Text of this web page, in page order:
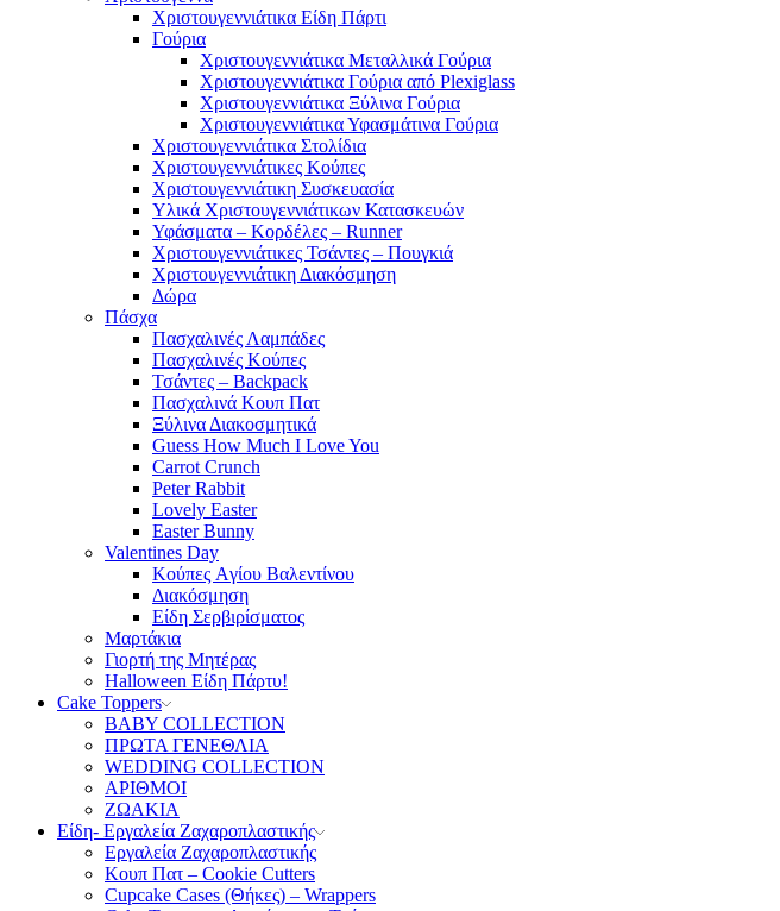
Χριστουγεννιάτικα Είδη Πάρτι
Γούρια
Χριστουγεννιάτικα Μεταλλικά Γούρια
Χριστουγεννιάτικα Γούρια από Plexiglass
Χριστουγεννιάτικα Ξύλινα Γούρια
Χριστουγεννιάτικα Υφασμάτινα Γούρια
Χριστουγεννιάτικα Στολίδια
Χριστουγεννιάτικες Κούπες
Χριστουγεννιάτικη Συσκευασία
Υλικά Χριστουγεννιάτικων Κατασκευών
Υφάσματα – Κορδέλες – Runner
Χριστουγεννιάτικες Τσάντες – Πουγκιά
Χριστουγεννιάτικη Διακόσμηση
Δώρα
Πάσχα
Πασχαλινές Λαμπάδες
Πασχαλινές Κούπες
Τσάντες – Backpack
Πασχαλινά Κουπ Πατ
Ξύλινα Διακοσμητικά
Guess How Much I Love You
Carrot Crunch
Peter Rabbit
Lovely Easter
Easter Bunny
Valentines Day
Κούπες Aγίου Βαλεντίνου
Διακόσμηση
Είδη Σερβιρίσματος
Μαρτάκια
Γιορτή της Μητέρας
Halloween Είδη Πάρτυ!
Cake Toppers
BABY COLLECTION
ΠΡΩΤΑ ΓΕΝΕΘΛΙΑ
WEDDING COLLECTION
ΑΡΙΘΜΟΙ
ΖΩΑΚΙΑ
Είδη- Εργαλεία Ζαχαροπλαστικής
Εργαλεία Ζαχαροπλαστικής
Κουπ Πατ – Cookie Cutters
Cupcake Cases (Θήκες) – Wrappers